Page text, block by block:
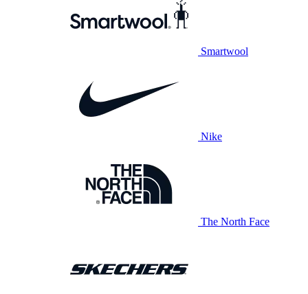
Smartwool
Nike
The North Face